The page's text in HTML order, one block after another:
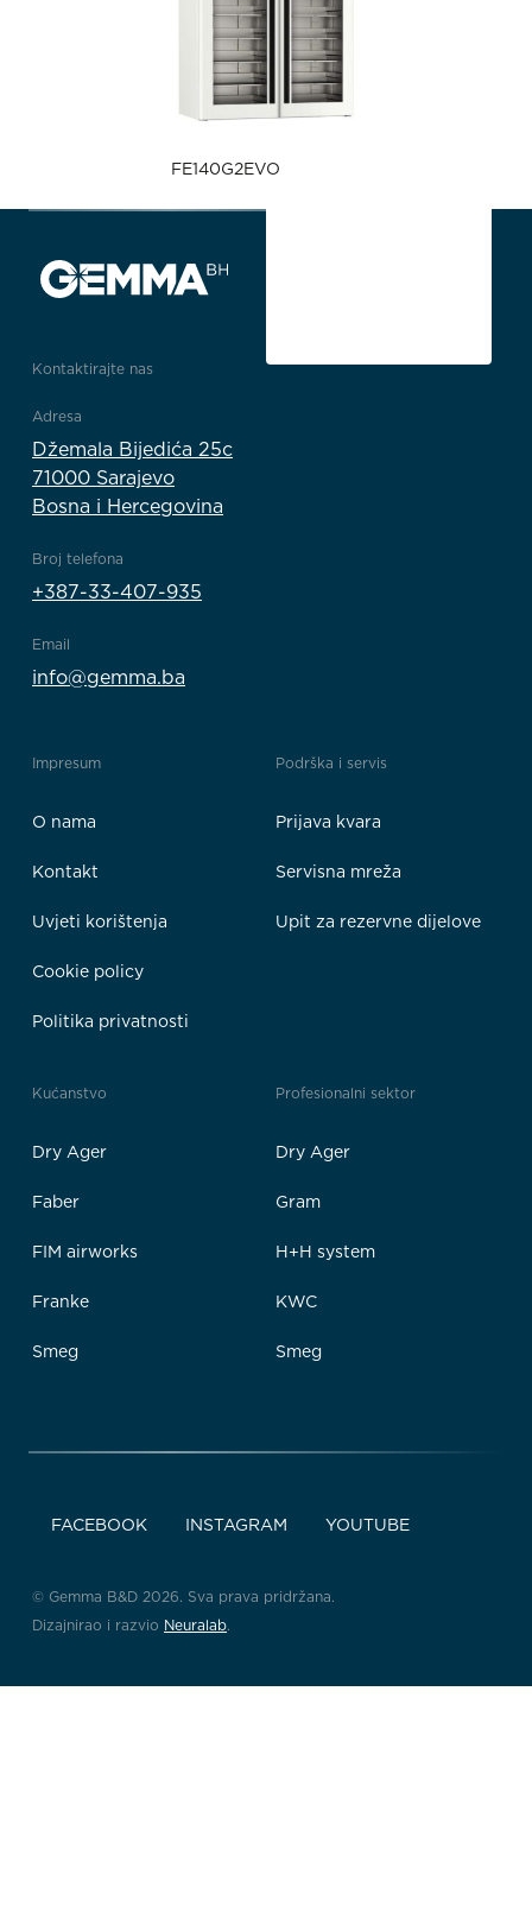
FE140G2EVO
Kontaktirajte nas
Adresa
Džemala Bijedića 25c
71000 Sarajevo
Bosna i Hercegovina
Broj telefona
+387-33-407-935
Email
info@gemma.ba
Impresum
O nama
Kontakt
Uvjeti korištenja
Cookie policy
Politika privatnosti
Podrška i servis
Prijava kvara
Servisna mreža
Upit za rezervne dijelove
Kućanstvo
Dry Ager
Faber
FIM airworks
Franke
Smeg
Profesionalni sektor
Dry Ager
Gram
H+H system
KWC
Smeg
FACEBOOK INSTAGRAM YOUTUBE
© Gemma B&D 2026. Sva prava pridržana.
Dizajnirao i razvio Neuralab.